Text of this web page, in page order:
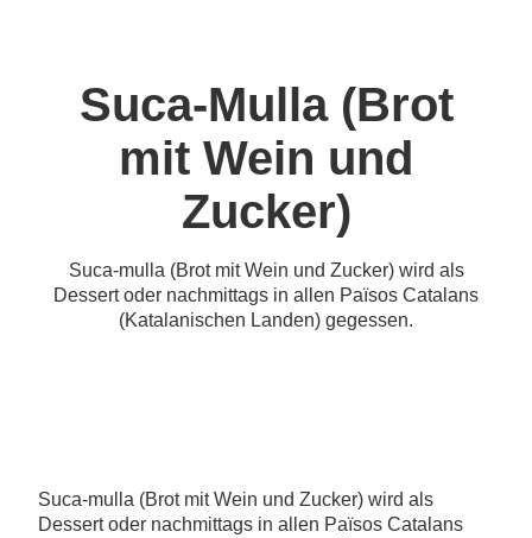
Suca-Mulla (Brot
mit Wein und
Zucker)
Suca-mulla (Brot mit Wein und Zucker) wird als
Dessert oder nachmittags in allen Països Catalans
(Katalanischen Landen) gegessen.
Suca-mulla (Brot mit Wein und Zucker) wird als
Dessert oder nachmittags in allen Països Catalans